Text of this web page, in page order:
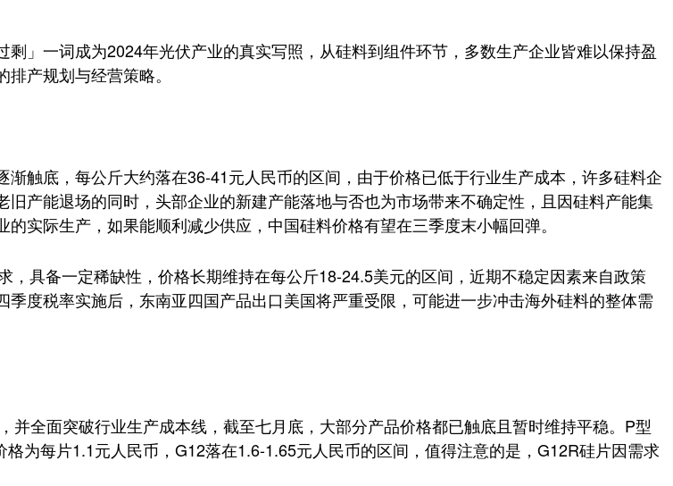
」一词成为2024年光伏产业的真实写照，从硅料到组件环节，多数生产企业皆难以保持盈
产规划与经营策略。
触底，每公斤大约落在36-41元人民币的区间，由于价格已低于行业生产成本，许多硅料企
产能退场的同时，头部企业的新建产能落地与否也为市场带来不确定性，且因硅料产能集
实际生产，如果能顺利减少供应，中国硅料价格有望在三季度末小幅回弹。
具备一定稀缺性，价格长期维持在每公斤18-24.5美元的区间，近期不稳定因素来自政策
度税率实施后，东南亚四国产品出口美国将严重受限，可能进一步冲击海外硅料的整体需
全面突破行业生产成本线，截至七月底，大部分产品价格都已触底且暂时维持平稳。P型
为每片1.1元人民币，G12落在1.6-1.65元人民币的区间，值得注意的是，G12R硅片因需求